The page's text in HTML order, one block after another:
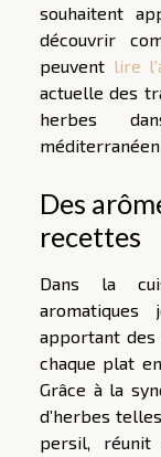
souhaitent
découvrir
peuvent lire
actuelle des
herbes
Des
recettes
Dans la
apportant
chaque plat
Grâce à la
d’herbes
persil, réunit